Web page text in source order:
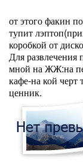
от этого факин
тупит
коробкой от
Для
мной на ЖЖ:на
кафе-на кой черт
ценник.